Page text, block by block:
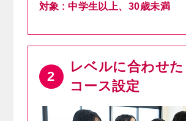
対象 : 中学生以上、30歳未満
2
レベルに合わせた
コース設定